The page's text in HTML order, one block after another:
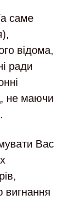
саме
відома,
ради
не маючи
Вас
вигнання